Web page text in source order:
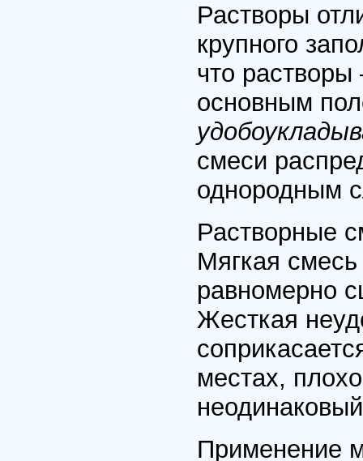
Растворы
крупного
что
основным
смеси
однородным
Растворные
Мягкая смесь
равномерно
Жесткая
местах,
Применение